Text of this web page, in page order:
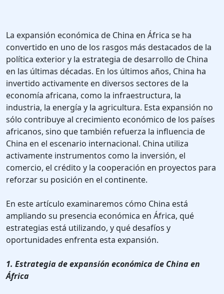
La expansión económica de China en África se ha
convertido en uno de los rasgos más destacados de la
política exterior y la estrategia de desarrollo de China
en las últimas décadas. En los últimos años, China ha
invertido activamente en diversos sectores de la
economía africana, como la infraestructura, la
industria, la energía y la agricultura. Esta expansión no
sólo contribuye al crecimiento económico de los países
africanos, sino que también refuerza la influencia de
China en el escenario internacional. China utiliza
activamente instrumentos como la inversión, el
comercio, el crédito y la cooperación en proyectos para
reforzar su posición en el continente.
En este artículo examinaremos cómo China está
ampliando su presencia económica en África, qué
estrategias está utilizando, y qué desafíos y
oportunidades enfrenta esta expansión.
1. Estrategia de expansión económica de China en
África